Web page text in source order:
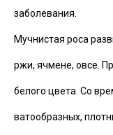
заболевания.
Мучнистая роса
ржи, ячмене, овсе.
белого цвета. Со
ватообразных,